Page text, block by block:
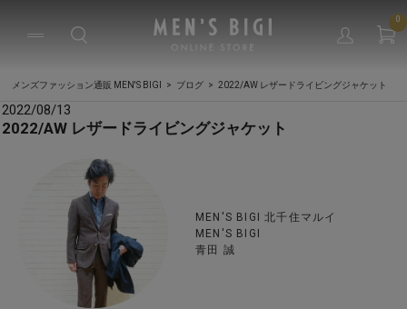
0
メンズファッション通販 MEN'S BIGI ブログ 2022/AW レザードライビングジャケット
2022/08/13
2022/AW レザードライビングジャケット
MEN'S BIGI 北千住マルイ
MEN'S BIGI
青田 誠